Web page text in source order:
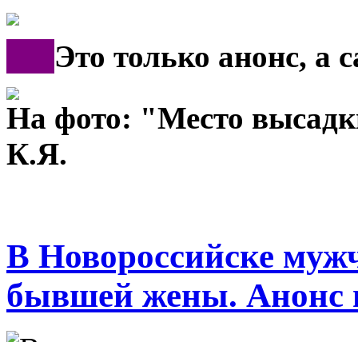
Это только анонс, а
На фото: "Место
К.Я.
В Новороссийске
бывшей жены. Анонс